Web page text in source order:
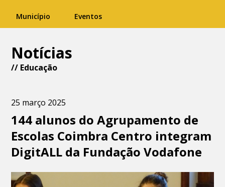
Município Eventos
Notícias
// Educação
25 março 2025
144 alunos do Agrupamento de
Escolas Coimbra Centro integram
DigitALL da Fundação Vodafone